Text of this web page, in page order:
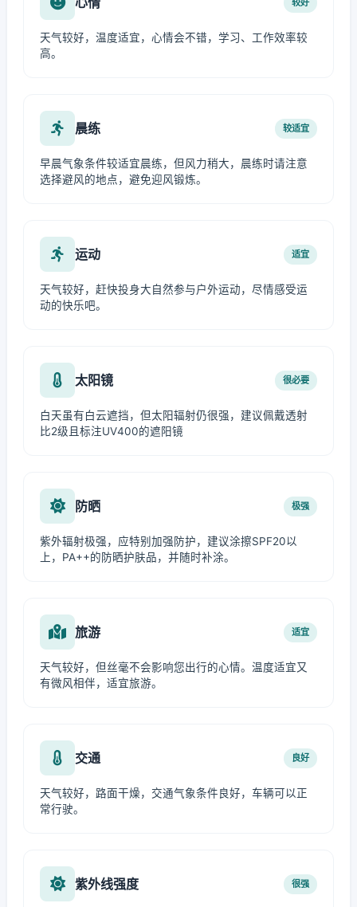
天气较好，温度适宜，心情会不错，学习、工作效率较
高。
晨练 较适宜
早晨气象条件较适宜晨练，但风力稍大，晨练时请注意
选择避风的地点，避免迎风锻炼。
运动 适宜
天气较好，赶快投身大自然参与户外运动，尽情感受运
动的快乐吧。
太阳镜 很必要
白天虽有白云遮挡，但太阳辐射仍很强，建议佩戴透射
比2级且标注UV400的遮阳镜
防晒 极强
紫外辐射极强，应特别加强防护，建议涂擦SPF20以
上，PA++的防晒护肤品，并随时补涂。
旅游 适宜
天气较好，但丝毫不会影响您出行的心情。温度适宜又
有微风相伴，适宜旅游。
交通 良好
天气较好，路面干燥，交通气象条件良好，车辆可以正
常行驶。
紫外线强度 很强